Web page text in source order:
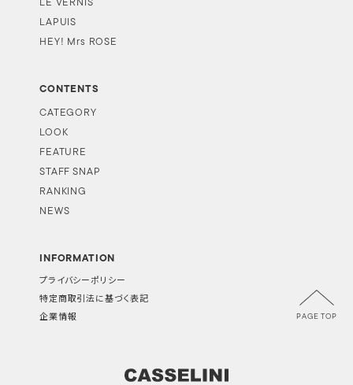
LE VERNIS
LAPUIS
HEY! Mrs ROSE
CONTENTS
CATEGORY
LOOK
FEATURE
STAFF SNAP
RANKING
NEWS
INFORMATION
プライバシーポリシー
特定商取引法に基づく表記
企業情報 PAGE TOP